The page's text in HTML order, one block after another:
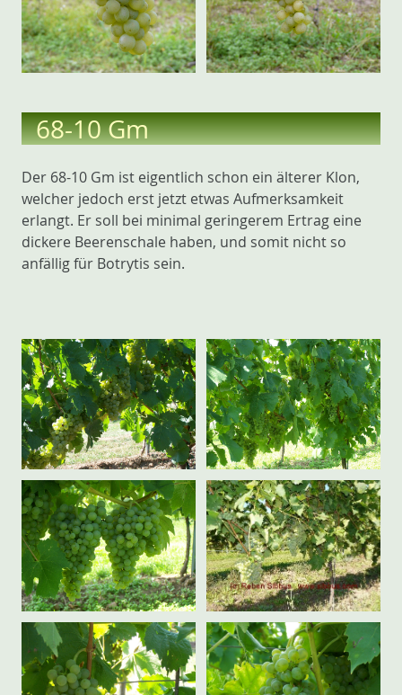
68-10 Gm
Der 68-10 Gm ist eigentlich schon ein älterer Klon,
welcher jedoch erst jetzt etwas Aufmerksamkeit
erlangt. Er soll bei minimal geringerem Ertrag eine
dickere Beerenschale haben, und somit nicht so
anfällig für Botrytis sein.